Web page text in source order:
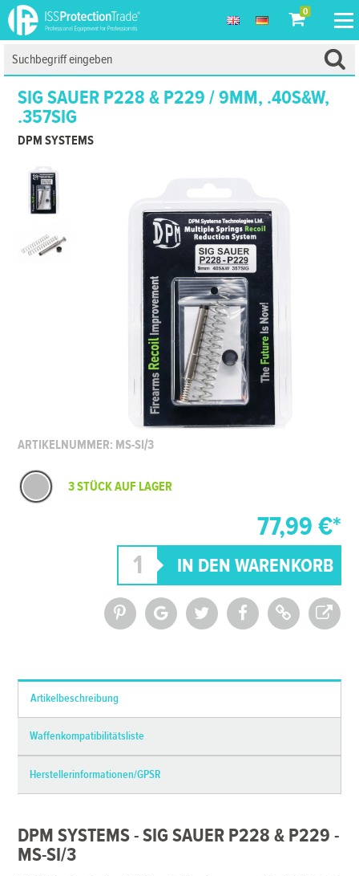
0
SIG SAUER P228 & P229 / 9MM, .40S&W,
.357SIG
DPM SYSTEMS
ARTIKELNUMMER: MS-SI/3
3 STÜCK AUF LAGER
77,99 €*
Artikelbeschreibung
Waffenkompatibilitätsliste
Herstellerinformationen/GPSR
DPM SYSTEMS - SIG SAUER P228 & P229 -
MS-SI/3